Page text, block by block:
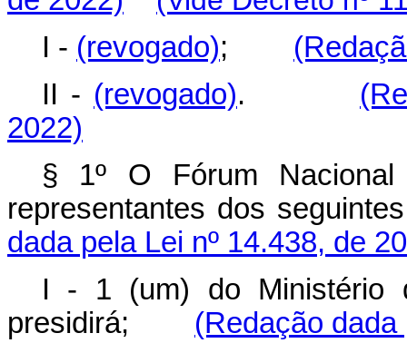
I - (revogado);
II - (revogado).
2022)
§ 1º O Fórum
representantes dos
dada pela Lei nº 14.438, de
I - 1 (um) do Ministério
presidirá; (Redação dada